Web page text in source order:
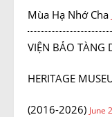
Mùa Hạ Nhớ Cha
VIỆN BẢO TÀNG
HERITAGE
(2016-2026) June